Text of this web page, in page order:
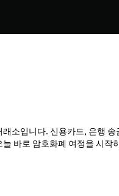
소입니다. 신용카드, 은행
바로 암호화폐 여정을 시